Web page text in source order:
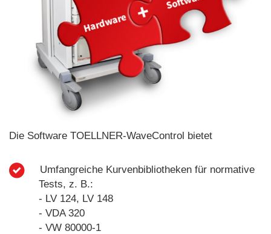
Die Software TOELLNER-WaveControl bietet
Umfangreiche Kurvenbibliotheken für normative
Tests, z. B.:
- LV 124, LV 148
- VDA 320
- VW 80000-1